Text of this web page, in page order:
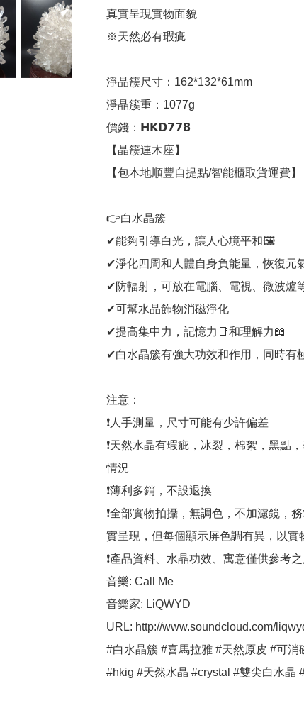
真實呈現實物面貌
※天然必有瑕疵
淨晶簇尺寸：162*132*61mm
淨晶簇重：1077g
價錢：𝗛𝗞𝗗𝟳𝟳𝟴
【晶簇連木座】
【包本地順豐自提點/智能櫃取貨運費】
👉白水晶簇
✔能夠引導白光，讓人心境平和🖼
✔淨化四周和人體自身負能量，恢復元
✔防輻射，可放在電腦、電視、微波爐
✔可幫水晶飾物消磁淨化
✔提高集中力，記憶力📑和理解力📖
✔白水晶簇有強大功效和作用，同時有
注意：
❗人手測量，尺寸可能有少許偏差
❗天然水晶有瑕疵，冰裂，棉絮，黑點
情況
❗薄利多銷，不設退換
❗全部實物拍攝，無調色，不加濾鏡，
實呈現，但每個顯示屏色調有異，以實
❗產品資料、水晶功效、寓意僅供參考之
音樂: Call Me
音樂家: LiQWYD
URL: http://www.soundcloud.com/
#白水晶簇 #喜馬拉雅 #天然原皮 #可消
#hkig #天然水晶 #crystal #雙尖白水晶